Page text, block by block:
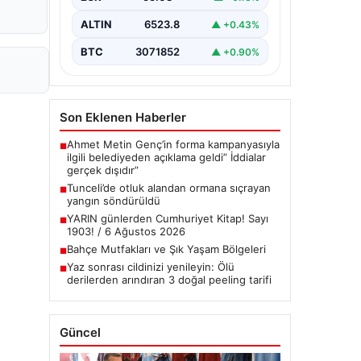
ALTIN 6523.8 ▲ +0.43%
BTC 3071852 ▲ +0.90%
Son Eklenen Haberler
■Ahmet Metin Genç’in forma kampanyasıyla
ilgili belediyeden açıklama geldi” İddialar
gerçek dışıdır”
■Tunceli’de otluk alandan ormana sıçrayan
yangın söndürüldü
■YARIN günlerden Cumhuriyet Kitap! Sayı
1903! / 6 Ağustos 2026
■Bahçe Mutfakları ve Şık Yaşam Bölgeleri
■Yaz sonrası cildinizi yenileyin: Ölü
derilerden arındıran 3 doğal peeling tarifi
Güncel